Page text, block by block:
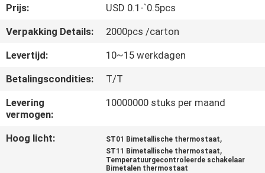
CONTACTEER
ONS
NIEUWS
ALLE
GEVALLEN
Prijs:
USD 0.1-`0.5pcs
Verpakking Details:
2000pcs /carton
Levertijd:
10~15 werkdagen
Betalingscondities:
T/T
Levering
vermogen:
10000000 stuks per maand
Hoog licht: ST01 Bimetallische thermostaat,
ST11 Bimetallische thermostaat,
Temperatuurgecontroleerde schakelaar
Bimetalen thermostaat